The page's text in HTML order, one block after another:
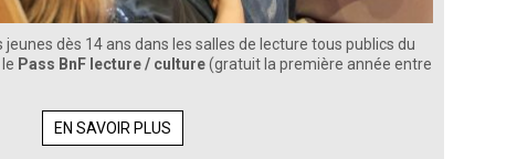
jeunes dès 14 ans dans les salles de lecture tous publics du
Pass BnF lecture / culture(gratuit la première année entre
EN SAVOIR PLUS